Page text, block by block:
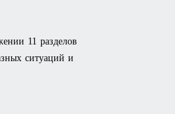
11 разделов
ситуаций и